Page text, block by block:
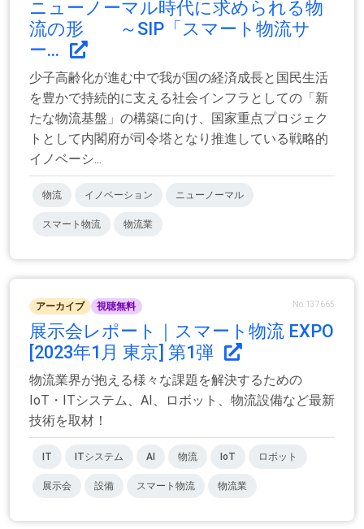
ニューノーマル時代に求められる物
流の形 ～SIP「スマート物流サ
ー...
少子高齢化が進む中で我が国の経済成長と国民生活
を豊かで持続的に支える社会インフラとしての「新
たな物流基盤」の構築に向け、国家重点プロジェク
トとして内閣府が司令塔となり推進している戦略的
イノベーシ...
物流 イノベーション ニューノーマル
スマート物流 物流業
アーカイブ 視聴無料 No.137665
展示会レポート｜スマート物流 EXPO
[2023年1月 東京] 第1弾
物流業界が抱える様々な課題を解決するための
IoT・ITシステム、AI、ロボット、物流設備など最新
技術を取材！
IT ITシステム AI 物流 IoT ロボット
展示会 設備 スマート物流 物流業